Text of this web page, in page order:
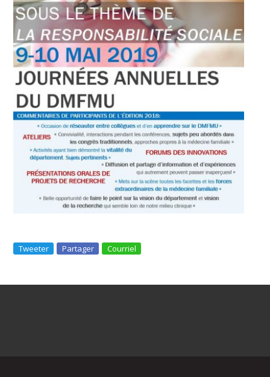
Tweeter Partager Courriel